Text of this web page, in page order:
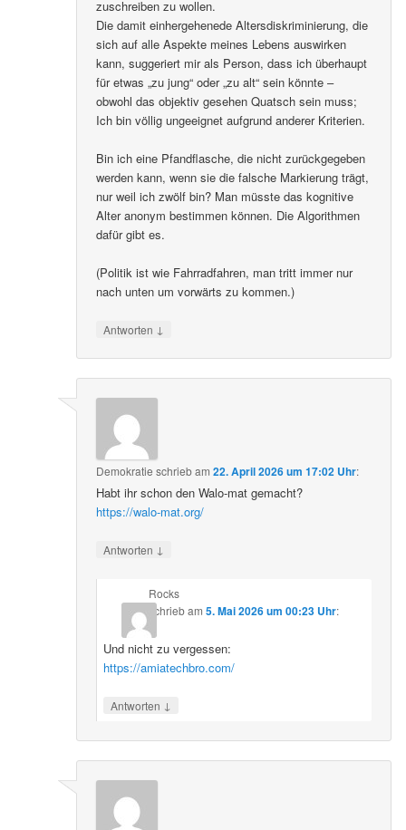
zuschreiben zu wollen.
Die damit einhergehenede Altersdiskriminierung, die
sich auf alle Aspekte meines Lebens auswirken
kann, suggeriert mir als Person, dass ich überhaupt
für etwas „zu jung“ oder „zu alt“ sein könnte –
obwohl das objektiv gesehen Quatsch sein muss;
Ich bin völlig ungeeignet aufgrund anderer Kriterien.
Bin ich eine Pfandflasche, die nicht zurückgegeben
werden kann, wenn sie die falsche Markierung trägt,
nur weil ich zwölf bin? Man müsste das kognitive
Alter anonym bestimmen können. Die Algorithmen
dafür gibt es.
(Politik ist wie Fahrradfahren, man tritt immer nur
nach unten um vorwärts zu kommen.)
Antworten ↓
Demokratie schriebam22. April 2026 um 17:02 Uhr:
Habt ihr schon den Walo-mat gemacht?
https://walo-mat.org/
Antworten ↓
Rocks
schriebam 5. Mai 2026 um 00:23 Uhr:
Und nicht zu vergessen:
https://amiatechbro.com/
Antworten ↓